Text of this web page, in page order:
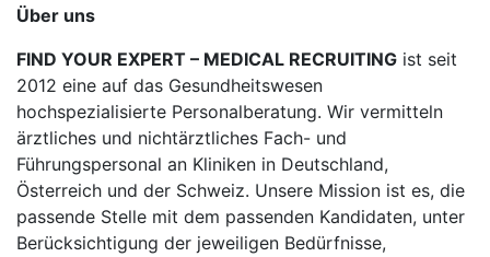
Über uns
FIND YOUR EXPERT – MEDICAL RECRUITING ist seit
2012 eine auf das Gesundheitswesen
hochspezialisierte Personalberatung. Wir vermitteln
ärztliches und nichtärztliches Fach- und
Führungspersonal an Kliniken in Deutschland,
Österreich und der Schweiz. Unsere Mission ist es, die
passende Stelle mit dem passenden Kandidaten, unter
Berücksichtigung der jeweiligen Bedürfnisse,